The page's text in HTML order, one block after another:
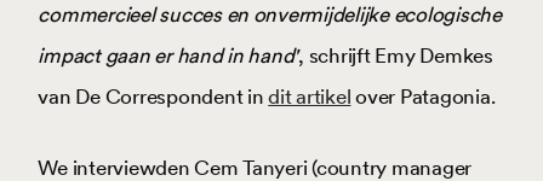
commercieel succes en onvermijdelijke ecologische
impact gaan er hand in hand', schrijft Emy Demkes
van De Correspondent indit artikel over Patagonia.
We interviewden Cem Tanyeri (country manager